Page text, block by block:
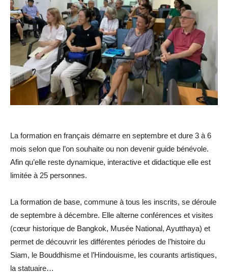
La formation en français démarre en septembre et dure 3 à 6
mois selon que l’on souhaite ou non devenir guide bénévole.
Afin qu’elle reste dynamique, interactive et didactique elle est
limitée à 25 personnes.
La formation de base, commune à tous les inscrits, se déroule
de septembre à décembre. Elle alterne conférences et visites
(cœur historique de Bangkok, Musée National, Ayutthaya) et
permet de découvrir les différentes périodes de l’histoire du
Siam, le Bouddhisme et l’Hindouisme, les courants artistiques,
la statuaire…